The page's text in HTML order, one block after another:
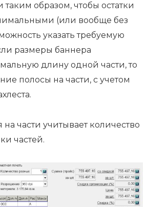
образом, чтобы остатки
(или вообще без
указать требуемую
размеры баннера
длину одной части, то
полосы на части, с учетом
части учитывает количество
частей.